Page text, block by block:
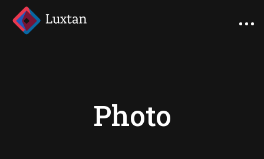
Photo